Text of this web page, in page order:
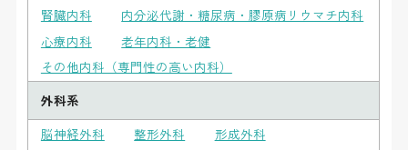
腎臓内科
内分泌代謝・糖尿病・膠原病リウマチ内科
心療内科
老年内科・老健
その他内科（専門性の高い内科）
外科系
脳神経外科
整形外科
形成外科